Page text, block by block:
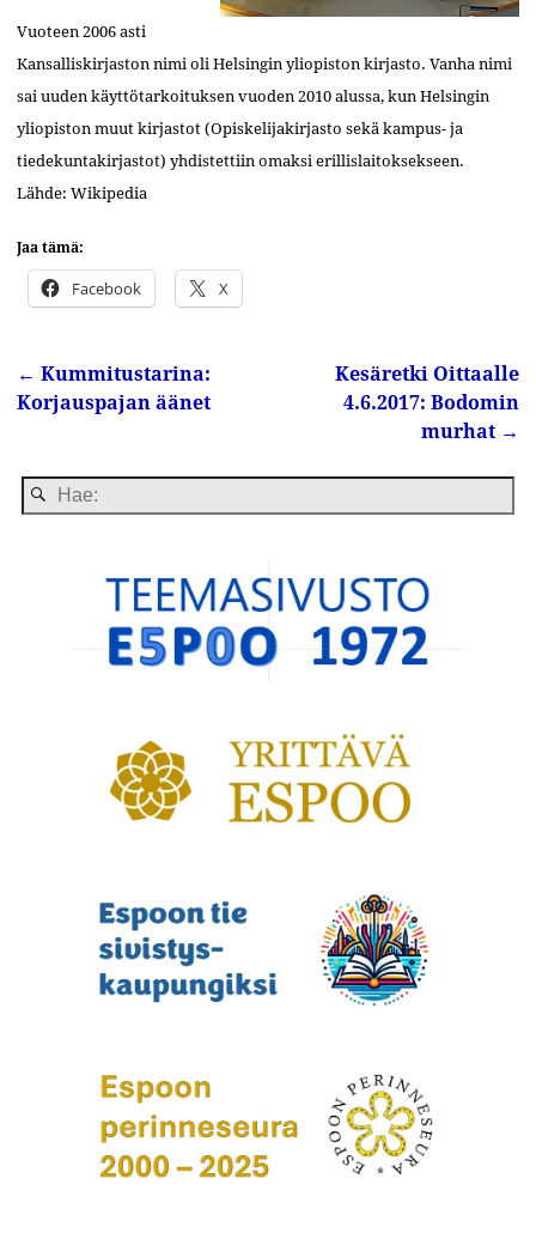
Vuoteen 2006 asti
Kansalliskirjaston nimi oli Helsingin yliopiston kirjasto. Vanha nimi
sai uuden käyttötarkoituksen vuoden 2010 alussa, kun Helsingin
yliopiston muut kirjastot (Opiskelijakirjasto sekä kampus- ja
tiedekuntakirjastot) yhdistettiin omaksi erillislaitoksekseen.
Lähde: Wikipedia
Jaa tämä:
Facebook X
Artikkelin navigointi
← Kummitustarina:
Korjauspajan äänet
Kesäretki Oittaalle
4.6.2017: Bodomin
murhat →